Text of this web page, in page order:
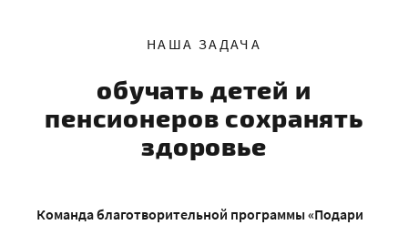
НАША ЗАДАЧА
обучать детей и
пенсионеров сохранять
здоровье
Команда благотворительной программы «Подари